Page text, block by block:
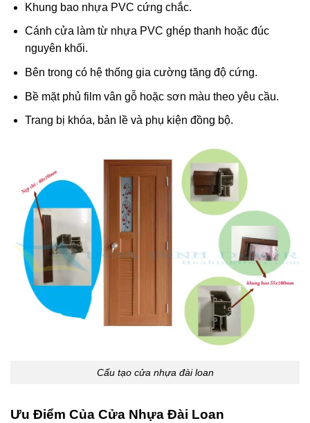
Khung bao nhựa PVC cứng chắc.
Cánh cửa làm từ nhựa PVC ghép thanh hoặc đúc
nguyên khối.
Bên trong có hệ thống gia cường tăng độ cứng.
Bề mặt phủ film vân gỗ hoặc sơn màu theo yêu cầu.
Trang bị khóa, bản lề và phụ kiện đồng bộ.
Cấu tạo cửa nhựa đài loan
Ưu Điểm Của Cửa Nhựa Đài Loan